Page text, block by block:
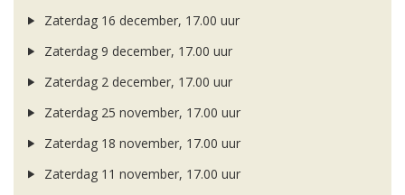
Zaterdag 16 december, 17.00 uur
Zaterdag 9 december, 17.00 uur
Zaterdag 2 december, 17.00 uur
Zaterdag 25 november, 17.00 uur
Zaterdag 18 november, 17.00 uur
Zaterdag 11 november, 17.00 uur